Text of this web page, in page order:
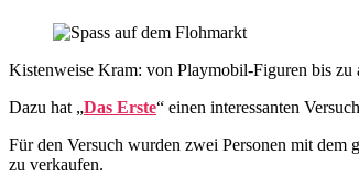
Kistenweise Kram: von Playmobil-Figuren bis zu
Dazu hat „Das Erste“ einen interessanten
Für den Versuch wurden zwei Personen mit dem
zu verkaufen.